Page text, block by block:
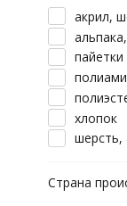
акрил,
пайетки
хлопок
шерсть,
Страна